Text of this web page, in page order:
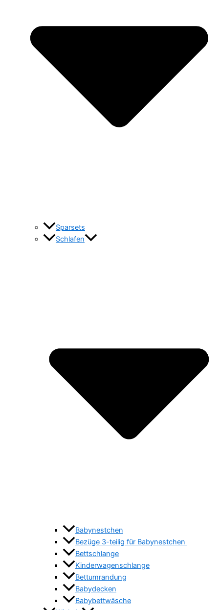
Sparsets
Schlafen
Babynestchen
Bezüge 3-teilig für Babynestchen
Bettschlange
Kinderwagenschlange
Bettumrandung
Babydecken
Babybettwäsche